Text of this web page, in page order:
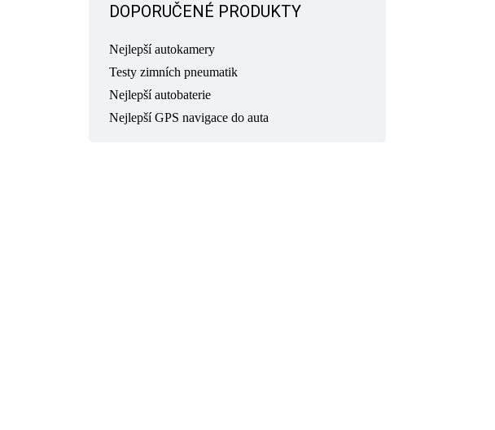
DOPORUČENÉ PRODUKTY
Nejlepší autokamery
Testy zimních pneumatik
Nejlepší autobaterie
Nejlepší GPS navigace do auta